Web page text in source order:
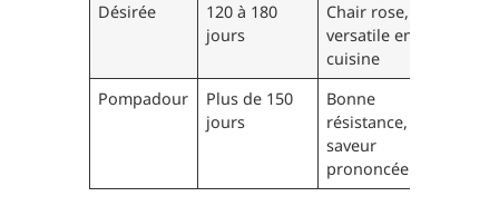
Désirée
120 à 180
jours
Chair rose,
versatile en
cuisine
Pompadour
Plus de 150
jours
Bonne
résistance,
saveur
prononcée